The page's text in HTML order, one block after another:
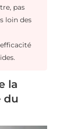
pas
loin des
la
du